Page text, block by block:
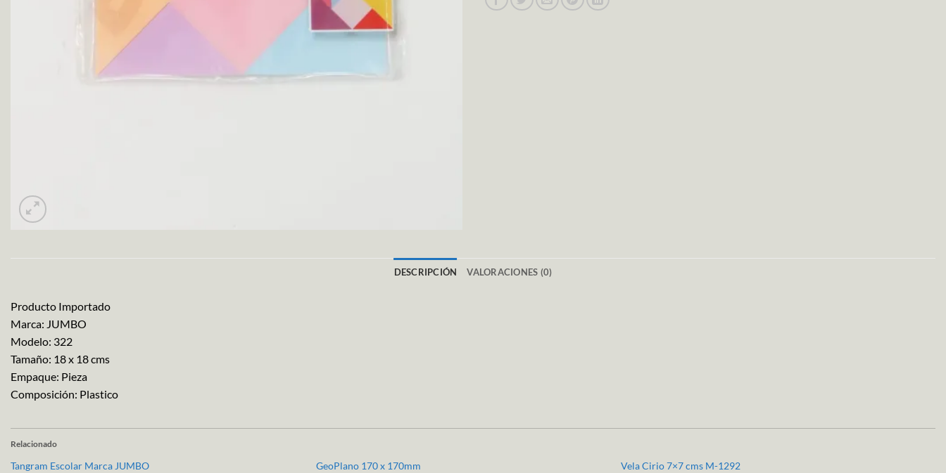
DESCRIPCIÓN VALORACIONES (0)
Producto Importado
Marca: JUMBO
Modelo: 322
Tamaño: 18 x 18 cms
Empaque: Pieza
Composición: Plastico
Relacionado
Tangram Escolar Marca JUMBO
GeoPlano 170 x 170mm
Vela Cirio 7×7 cms M-1292